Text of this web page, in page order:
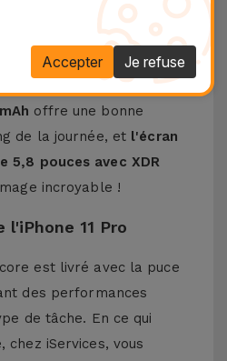
de photographie de
capteurs de 12 MP
avec
élevé et une capacité
4K jusqu'à 60 ips
offre une bonne
de la journée, et l'écran
5,8 pouces avec XDR
incroyable !
l'iPhone 11 Pro
est livré avec la puce
des performances
de tâche. En ce qui
chez iServices, vous
Je refuse
Accepter